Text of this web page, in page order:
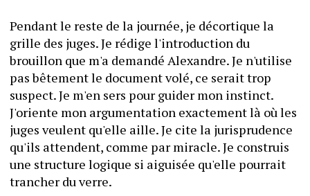
Pendant le reste de la journée, je décortique la
grille des juges. Je rédige l'introduction du
brouillon que m'a demandé Alexandre. Je n'utilise
pas bêtement le document volé, ce serait trop
suspect. Je m'en sers pour guider mon instinct.
J'oriente mon argumentation exactement là où les
juges veulent qu'elle aille. Je cite la jurisprudence
qu'ils attendent, comme par miracle. Je construis
une structure logique si aiguisée qu'elle pourrait
trancher du verre.